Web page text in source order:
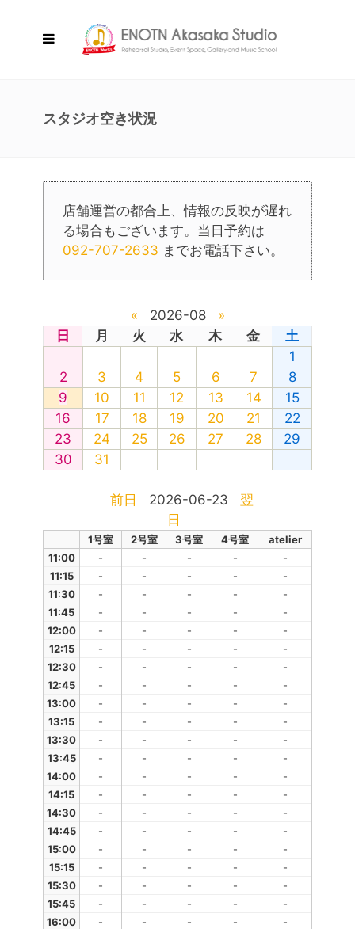
スタジオ空き状況
店舗運営の都合上、情報の反映が遅れ
る場合もございます。当日予約は
092-707-2633 までお電話下さい。
« 2026-08
»
日
月 火 水 木 金
土
1
2
3 4 5 6 7
8
9
10 11 12 13 14
15
16
17 18 19 20 21
22
23
24 25 26 27 28
29
30
31
前日 2026-06-23
翌
日
1号室 2号室 3号室 4号室
atelier
11:00
- - - -
-
11:15
- - - -
-
11:30
- - - -
-
11:45
- - - -
-
12:00
- - - -
-
12:15
- - - -
-
12:30
- - - -
-
12:45
- - - -
-
13:00
- - - -
-
13:15
- - - -
-
13:30
- - - -
-
13:45
- - - -
-
14:00
- - - -
-
14:15
- - - -
-
14:30
- - - -
-
14:45
- - - -
-
15:00
- - - -
-
15:15
- - - -
-
15:30
- - - -
-
15:45
- - - -
-
16:00
- - - -
-